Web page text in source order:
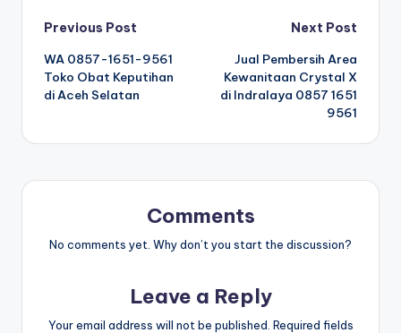
Post
navigation
Previous Post
WA 0857-1651-9561
Toko Obat Keputihan
di Aceh Selatan
Next Post
Jual Pembersih Area
Kewanitaan Crystal X
di Indralaya 0857 1651
9561
Comments
No comments yet. Why don’t you start the discussion?
Leave a Reply
Your email address will not be published. Required fields